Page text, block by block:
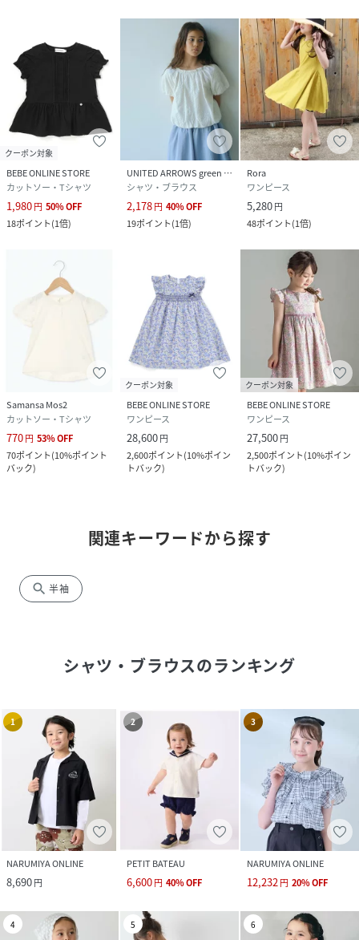
クーポン対象
BEBE ONLINE STORE
カットソー・Tシャツ
1,980円 50%OFF
18ポイント(1倍)
UNITED ARROWS green label relaxing
シャツ・ブラウス
2,178円 40%OFF
19ポイント(1倍)
Rora
ワンピース
5,280円
48ポイント(1倍)
Samansa Mos2
カットソー・Tシャツ
770円 53%OFF
70ポイント(10%ポイント
バック)
クーポン対象
BEBE ONLINE STORE
ワンピース
28,600円
2,600ポイント(10%ポイン
トバック)
クーポン対象
BEBE ONLINE STORE
ワンピース
27,500円
2,500ポイント(10%ポイン
トバック)
関連キーワードから探す
search 半袖
シャツ・ブラウスのランキング
1
NARUMIYA ONLINE
8,690円
2
PETIT BATEAU
6,600円 40%OFF
3
NARUMIYA ONLINE
12,232円 20%OFF
4 5 6